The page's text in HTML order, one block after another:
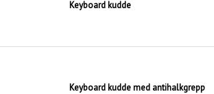
Keyboard kudde
Keyboard kudde med antihalkgrepp